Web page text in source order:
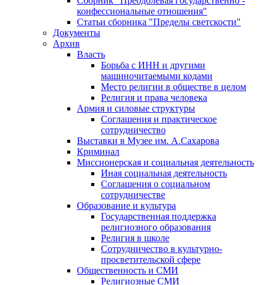
конфессиональные отношения"
Статьи сборника "Пределы светскости"
Документы
Архив
Власть
Борьба с ИНН и другими
машиночитаемыми кодами
Место религии в обществе в целом
Религия и права человека
Армия и силовые структуры
Соглашения и практическое
сотрудничество
Выставки в Музее им. А.Сахарова
Криминал
Миссионерская и социальная деятельность
Иная социальная деятельность
Соглашения о социальном
сотрудничестве
Образование и культура
Государственная поддержка
религиозного образования
Религия в школе
Сотрудничество в культурно-
просветительской сфере
Общественность и СМИ
Религиозные СМИ